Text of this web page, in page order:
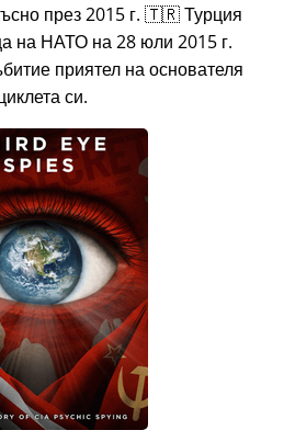
през 2015 г. 🇹🇷 Турция
на НАТО на 28 юли 2015 г.
приятел на основателя
си.